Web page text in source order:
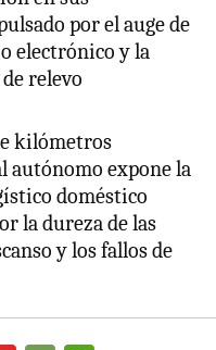
por el auge de
electrónico y la
relevo
kilómetros
autónomo expone la
doméstico
la dureza de las
y los fallos de